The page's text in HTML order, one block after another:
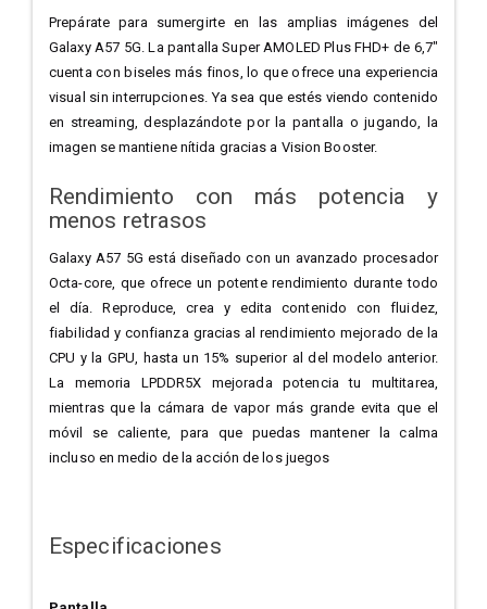
Prepárate para sumergirte en las amplias imágenes del
Galaxy A57 5G. La pantalla Super AMOLED Plus FHD+ de 6,7"
cuenta con biseles más finos, lo que ofrece una experiencia
visual sin interrupciones. Ya sea que estés viendo contenido
en streaming, desplazándote por la pantalla o jugando, la
imagen se mantiene nítida gracias a Vision Booster.
Rendimiento con más potencia y
menos retrasos
Galaxy A57 5G está diseñado con un avanzado procesador
Octa-core, que ofrece un potente rendimiento durante todo
el día. Reproduce, crea y edita contenido con fluidez,
fiabilidad y confianza gracias al rendimiento mejorado de la
CPU y la GPU, hasta un 15% superior al del modelo anterior.
La memoria LPDDR5X mejorada potencia tu multitarea,
mientras que la cámara de vapor más grande evita que el
móvil se caliente, para que puedas mantener la calma
incluso en medio de la acción de los juegos
Especificaciones